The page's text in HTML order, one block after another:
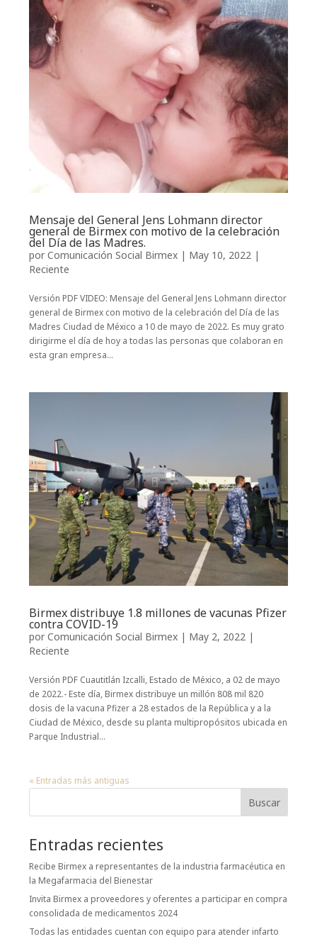
Mensaje del General Jens Lohmann director
general de Birmex con motivo de la celebración
del Día de las Madres.
porComunicación Social Birmex | May 10, 2022 |
Reciente
Versión PDF VIDEO: Mensaje del General Jens Lohmann director
general de Birmex con motivo de la celebración del Día de las
Madres Ciudad de México a 10 de mayo de 2022. Es muy grato
dirigirme el día de hoy a todas las personas que colaboran en
esta gran empresa...
Birmex distribuye 1.8 millones de vacunas Pfizer
contra COVID-19
porComunicación Social Birmex | May 2, 2022 |
Reciente
Versión PDF Cuautitlán Izcalli, Estado de México, a 02 de mayo
de 2022.- Este día, Birmex distribuye un millón 808 mil 820
dosis de la vacuna Pfizer a 28 estados de la República y a la
Ciudad de México, desde su planta multipropósitos ubicada en
Parque Industrial...
« Entradas más antiguas
Buscar
Entradas recientes
Recibe Birmex a representantes de la industria farmacéutica en
la Megafarmacia del Bienestar
Invita Birmex a proveedores y oferentes a participar en compra
consolidada de medicamentos 2024
Todas las entidades cuentan con equipo para atender infarto